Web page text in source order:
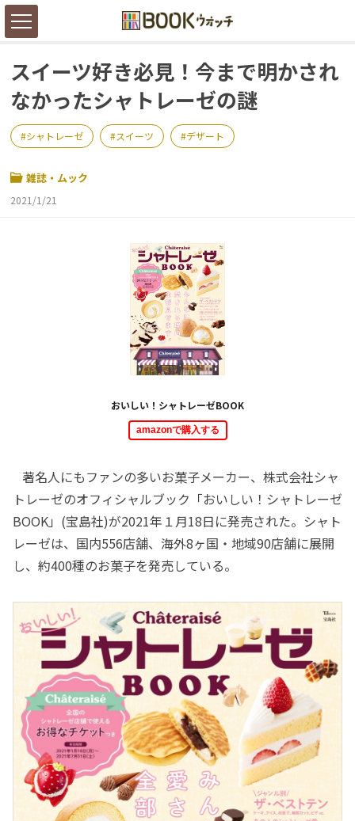
スイーツ好き必見！今まで明かされ
なかったシャトレーゼの謎
シャトレーゼ スイーツ デザート
雑誌・ムック
2021/1/21
おいしい！シャトレーゼBOOK
amazonで購入する
著名人にもファンの多いお菓子メーカー、株式会社シャ
トレーゼのオフィシャルブック「おいしい！シャトレーゼ
BOOK」(宝島社)が2021年１月18日に発売された。シャト
レーゼは、国内556店舗、海外8ヶ国・地域90店舗に展開
し、約400種のお菓子を発売している。